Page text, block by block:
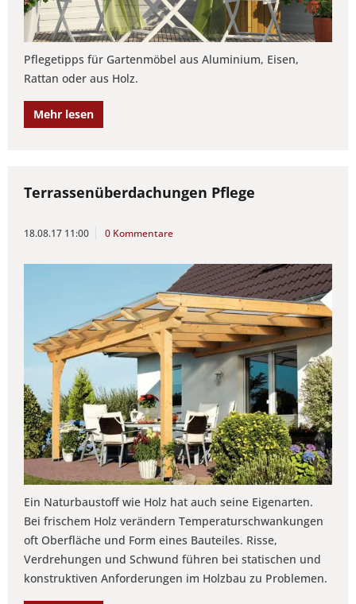
Pflegetipps für Gartenmöbel aus Aluminium, Eisen,
Rattan oder aus Holz.
Mehr lesen
Terrassenüberdachungen Pflege
18.08.17 11:00 0 Kommentare
Ein Naturbaustoff wie Holz hat auch seine Eigenarten.
Bei frischem Holz verändern Temperaturschwankungen
oft Oberfläche und Form eines Bauteiles. Risse,
Verdrehungen und Schwund führen bei statischen und
konstruktiven Anforderungen im Holzbau zu Problemen.